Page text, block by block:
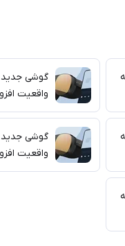
واقعیت
واقعیت